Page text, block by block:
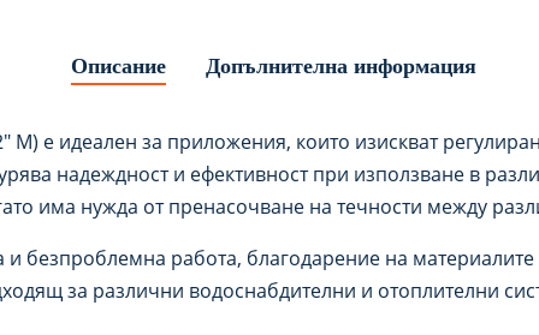
Описание Допълнителна информация
M) е идеален за приложения, които изискват
надеждност и ефективност при използване в
има нужда от пренасочване на течности между
безпроблемна работа, благодарение на
за различни водоснабдителни и отоплителни